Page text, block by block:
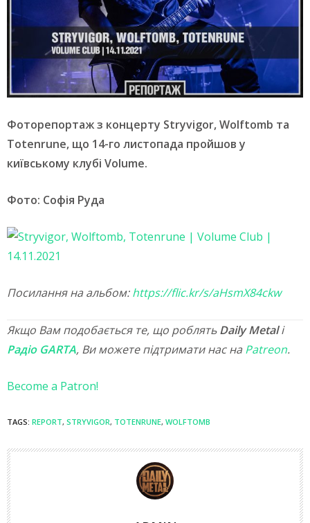
Фоторепортаж з концерту Stryvigor, Wolftomb та
Totenrune, що 14-го листопада пройшов у
київському клубі Volume.
Фото: Софія Руда
Посилання на альбом:https://flic.kr/s/aHsmX84ckw
Якщо Вам подобається те, що роблятьDaily Metalі
Радіо GARTA, Ви можете підтримати нас на Patreon.
Become a Patron!
TAGS: REPORT, STRYVIGOR, TOTENRUNE, WOLFTOMB